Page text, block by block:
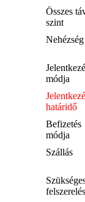
Összes
szint
Nehézség
módja
határidő
Befizetés
módja
Szállás
felszerelés